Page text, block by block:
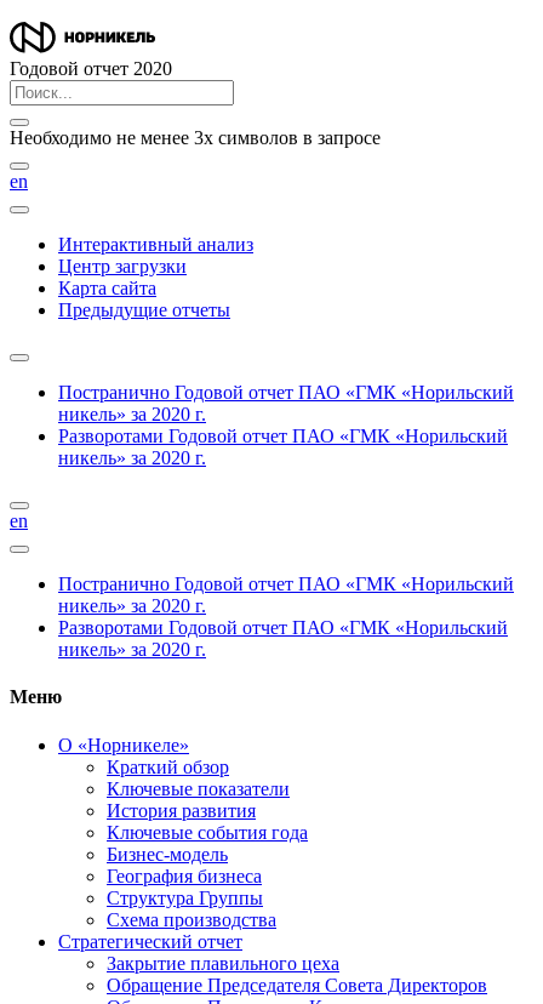
Годовой отчет 2020
Необходимо не менее 3х символов в запросе
en
Интерактивный анализ
Центр загрузки
Карта сайта
Предыдущие отчеты
Постранично Годовой отчет ПАО «ГМК «Норильский
никель» за 2020 г.
Разворотами Годовой отчет ПАО «ГМК «Норильский
никель» за 2020 г.
en
Постранично Годовой отчет ПАО «ГМК «Норильский
никель» за 2020 г.
Разворотами Годовой отчет ПАО «ГМК «Норильский
никель» за 2020 г.
Меню
О «Норникеле»
Краткий обзор
Ключевые показатели
История развития
Ключевые события года
Бизнес-модель
География бизнеса
Структура Группы
Схема производства
Стратегический отчет
Закрытие плавильного цеха
Обращение Председателя Совета Директоров